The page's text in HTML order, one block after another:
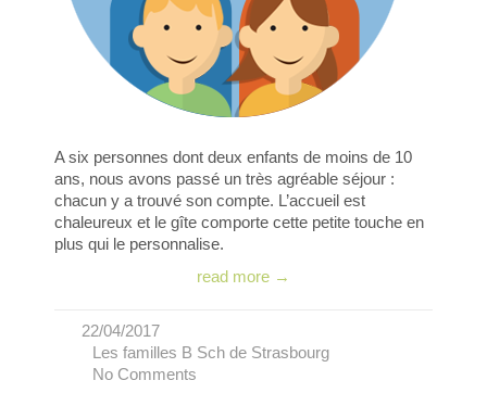
A six personnes dont deux enfants de moins de 10
ans, nous avons passé un très agréable séjour :
chacun y a trouvé son compte. L’accueil est
chaleureux et le gîte comporte cette petite touche en
plus qui le personnalise.
read more →
22/04/2017
Les familles B Sch de Strasbourg
No Comments